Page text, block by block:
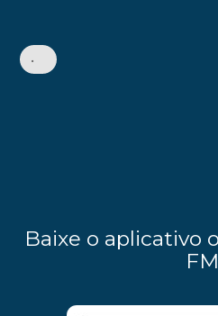
•
Baixe o aplicativo
FM